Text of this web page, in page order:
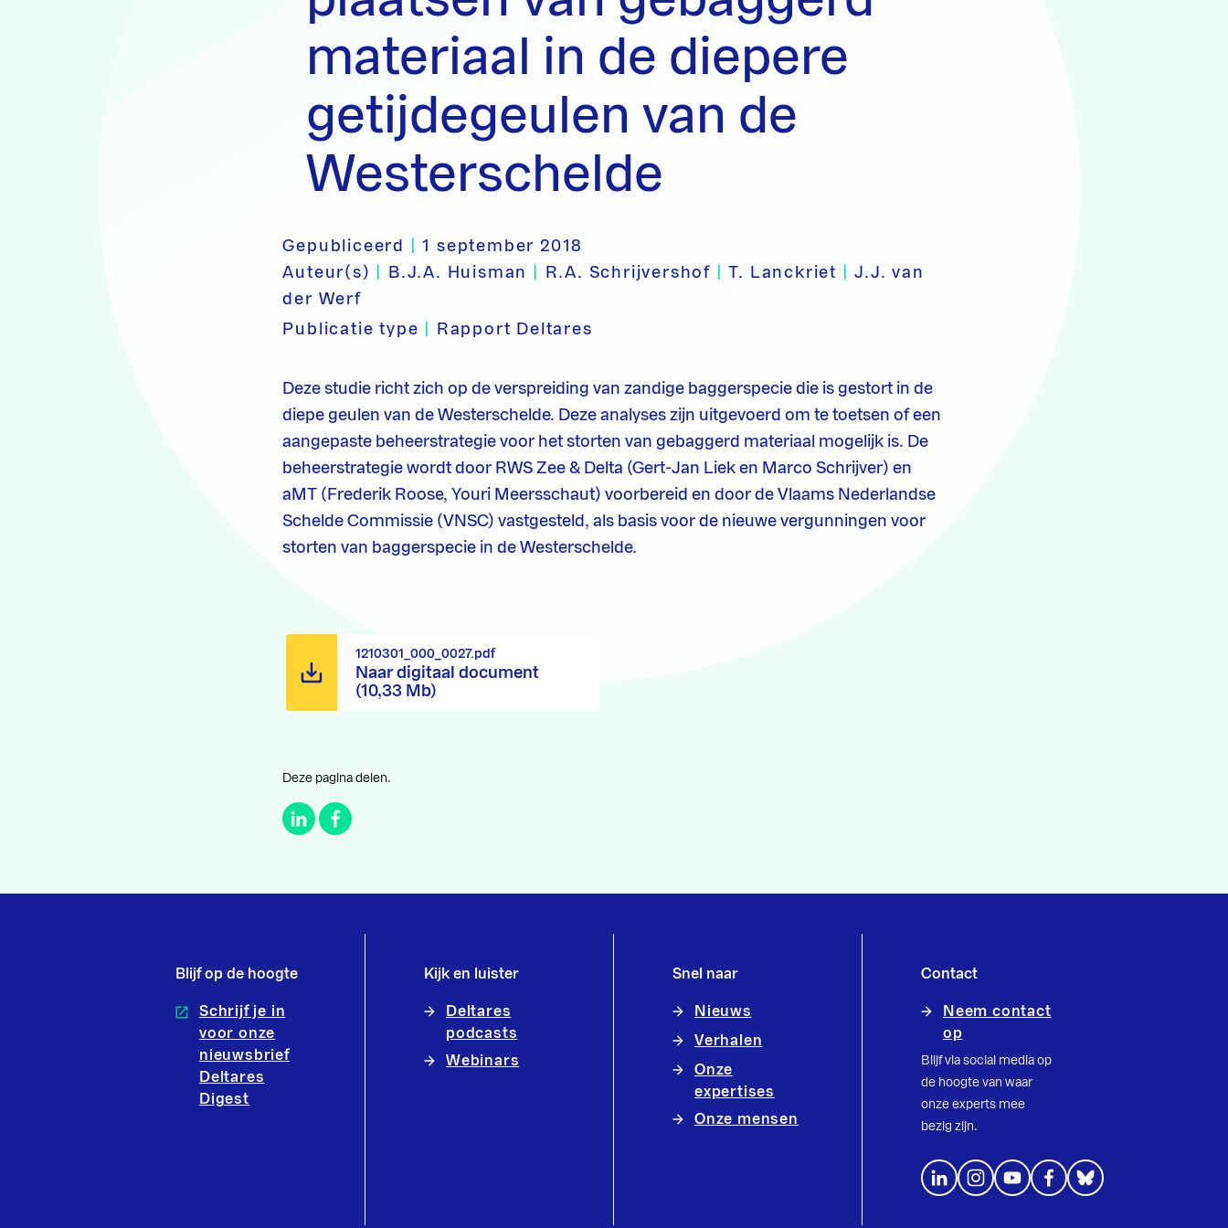
materiaal in de diepere
getijdegeulen van de
Westerschelde
Gepubliceerd |1 september 2018
Auteur(s)
B.J.A. Huisman R.A. Schrijvershof |T. Lanckriet |J.J. van
der Werf
Publicatie type
Rapport Deltares
Deze studie richt zich op de verspreiding van zandige baggerspecie die is gestort in de
diepe geulen van de Westerschelde. Deze analyses zijn uitgevoerd om te toetsen of een
aangepaste beheerstrategie voor het storten van gebaggerd materiaal mogelijk is. De
beheerstrategie wordt door RWS Zee & Delta (Gert-Jan Liek en Marco Schrijver) en
aMT (Frederik Roose, Youri Meersschaut) voorbereid en door de Vlaams Nederlandse
Schelde Commissie (VNSC) vastgesteld, als basis voor de nieuwe vergunningen voor
storten van baggerspecie in de Westerschelde.
Naar digitaal document
(10,33 Mb)
1210301_000_0027.pdf
Deze pagina delen.
Blijf op de hoogte
Schrijf je in
voor onze
nieuwsbrief
Deltares
Digest
Kijk en luister
Deltares
podcasts
Webinars
Snel naar
Nieuws
Verhalen
Onze
expertises
Onze mensen
Contact
Neem contact
op
Blijf via social media op
de hoogte van waar
onze experts mee
bezig zijn.